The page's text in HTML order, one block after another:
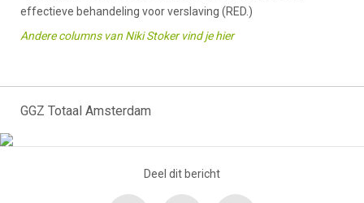
effectieve behandeling voor verslaving (RED.)
Andere columns van Niki Stoker vind je hier
GGZ Totaal Amsterdam
Deel dit bericht